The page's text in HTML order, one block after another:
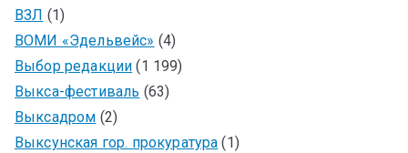
ВЗЛ (1)
ВОМИ «Эдельвейс» (4)
Выбор редакции (1 199)
Выкса-фестиваль (63)
Выксадром (2)
Выксунская гор. прокуратура (1)